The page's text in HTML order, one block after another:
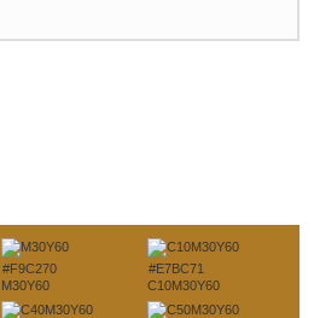
#F9C270
M30Y60
#E7BC71
C10M30Y60